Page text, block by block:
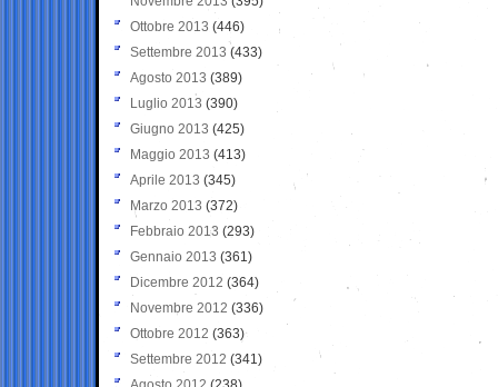
Ottobre 2013 (446)
Settembre 2013 (433)
Agosto 2013 (389)
Luglio 2013 (390)
Giugno 2013 (425)
Maggio 2013 (413)
Aprile 2013 (345)
Marzo 2013 (372)
Febbraio 2013 (293)
Gennaio 2013 (361)
Dicembre 2012 (364)
Novembre 2012 (336)
Ottobre 2012 (363)
Settembre 2012 (341)